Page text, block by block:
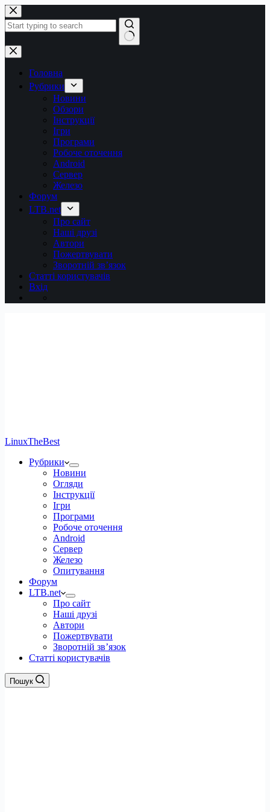
Перейти
до
вмісту
Немає
результатів
Головна
Рубрики
Новини
Обзори
Інструкції
Ігри
Програми
Робоче оточення
Android
Сервер
Железо
Форум
LTB.net
Про сайт
Наші друзі
Автори
Пожертвувати
Зворотній зв’язок
Статті користувачів
Вхід
LinuxTheBest
Рубрики
Новини
Огляди
Інструкції
Ігри
Програми
Робоче оточення
Android
Сервер
Железо
Опитування
Форум
LTB.net
Про сайт
Наші друзі
Автори
Пожертвувати
Зворотній зв’язок
Статті користувачів
Пошук